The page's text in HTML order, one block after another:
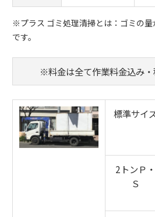
※プラス ゴミ処理清掃とは：ゴミの
です。
※料金は全て作業料金込み・
標準サイ
2トンＰ・
Ｓ